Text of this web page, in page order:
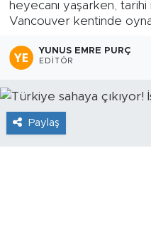
heyecanı yaşarken, tarihi
Vancouver kentinde
YUNUS EMRE PURÇ
EDITÖR
Paylaş
Tüm Manşetler
Son Dakika
Haber Arşivi